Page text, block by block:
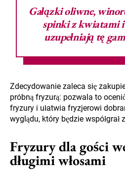
Gałązki oliwne,
spinkiz kwiatami i
uzupełniają tę
Zdecydowanie zaleca się
próbną fryzurą: pozwala to
fryzury i ułatwia fryzjerowi
wyglądu, który będzie współgrał
Fryzury dla gości
długimi włosami